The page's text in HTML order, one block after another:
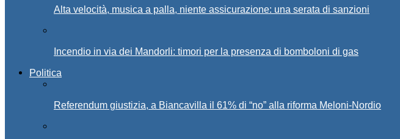
Alta velocità, musica a palla, niente assicurazione: una serata di sanzioni
Incendio in via dei Mandorli: timori per la presenza di bomboloni di gas
Politica
Referendum giustizia, a Biancavilla il 61% di “no” alla riforma Meloni-Nordio